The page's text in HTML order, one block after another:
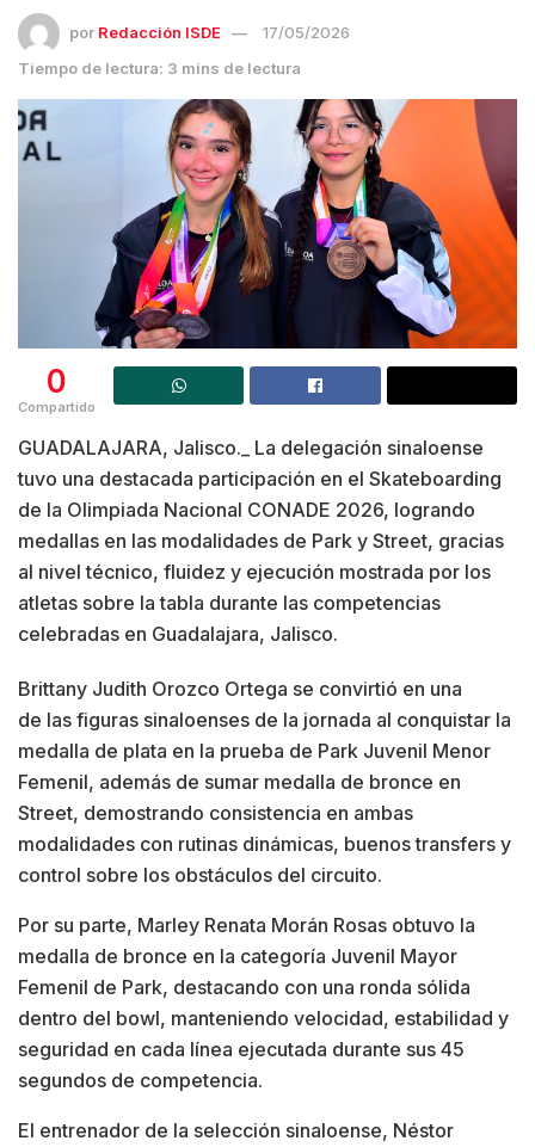
por Redacción ISDE
17/05/2026
Tiempo de lectura: 3 mins de lectura
0
Compartido
GUADALAJARA, Jalisco._ La delegación sinaloense
tuvo una destacada participación en el Skateboarding
de la Olimpiada Nacional CONADE 2026, logrando
medallas en las modalidades de Park y Street, gracias
al nivel técnico, fluidez y ejecución mostrada por los
atletas sobre la tabla durante las competencias
celebradas en Guadalajara, Jalisco.
Brittany Judith Orozco Ortega se convirtió en una
de las figuras sinaloenses de la jornada al conquistar la
medalla de plata en la prueba de Park Juvenil Menor
Femenil, además de sumar medalla de bronce en
Street, demostrando consistencia en ambas
modalidades con rutinas dinámicas, buenos transfers y
control sobre los obstáculos del circuito.
Por su parte, Marley Renata Morán Rosas obtuvo la
medalla de bronce en la categoría Juvenil Mayor
Femenil de Park, destacando con una ronda sólida
dentro del bowl, manteniendo velocidad, estabilidad y
seguridad en cada línea ejecutada durante sus 45
segundos de competencia.
El entrenador de la selección sinaloense, Néstor